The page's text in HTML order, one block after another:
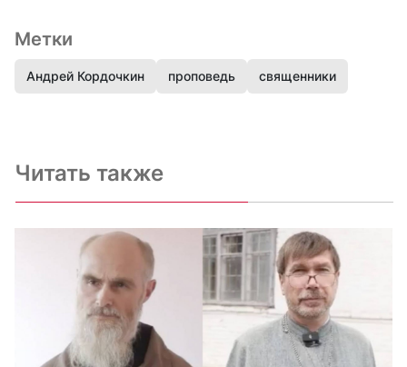
Метки
Андрей Кордочкин проповедь священники
Читать также